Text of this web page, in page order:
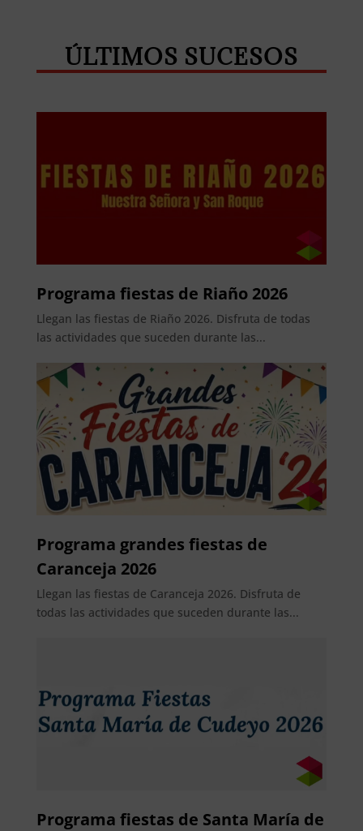
ÚLTIMOS SUCESOS
Programa fiestas de Riaño 2026
Llegan las fiestas de Riaño 2026. Disfruta de todas
las actividades que suceden durante las...
Programa grandes fiestas de
Caranceja 2026
Llegan las fiestas de Caranceja 2026. Disfruta de
todas las actividades que suceden durante las...
Programa fiestas de Santa María de